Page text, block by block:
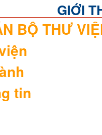
GIỚI
BỘ THƯ
tin